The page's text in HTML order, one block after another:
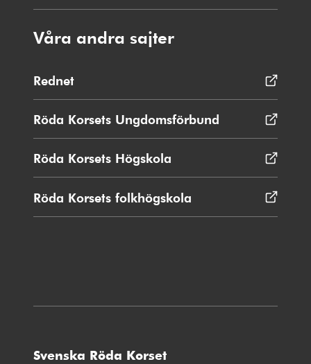
Våra andra sajter
Rednet
i
nytt
fönster
Röda Korsets Ungdomsförbund Öppnas
i
Röda Korsets Högskola
i
nytt
fönster
Röda Korsets folkhögskola
i
Svenska Röda Korset